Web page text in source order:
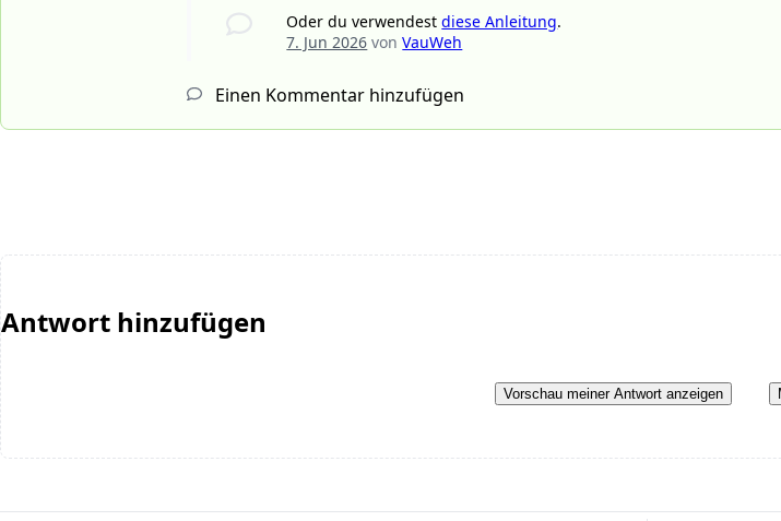
Oder du verwendestdiese Anleitung.
7. Jun 2026 vonVauWeh
Einen Kommentar hinzufügen
Antwort hinzufügen
Vorschau meiner Antwort anzeigen